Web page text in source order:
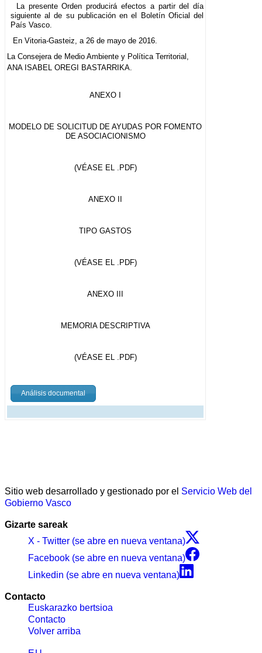
La presente Orden producirá efectos a partir del día
siguiente al de su publicación en el Boletín Oficial del
País Vasco.
En Vitoria-Gasteiz, a 26 de mayo de 2016.
La Consejera de Medio Ambiente y Política Territorial,
ANA ISABEL OREGI BASTARRIKA.
ANEXO I
MODELO DE SOLICITUD DE AYUDAS POR FOMENTO
DE ASOCIACIONISMO
(VÉASE EL .PDF)
ANEXO II
TIPO GASTOS
(VÉASE EL .PDF)
ANEXO III
MEMORIA DESCRIPTIVA
(VÉASE EL .PDF)
Análisis documental
Sitio web desarrollado y gestionado por el Servicio Web del
Gobierno Vasco
Gizarte sareak
X - Twitter (se abre en nueva ventana)
Facebook (se abre en nueva ventana)
Linkedin (se abre en nueva ventana)
Contacto
Euskarazko bertsioa
Contacto
Volver arriba